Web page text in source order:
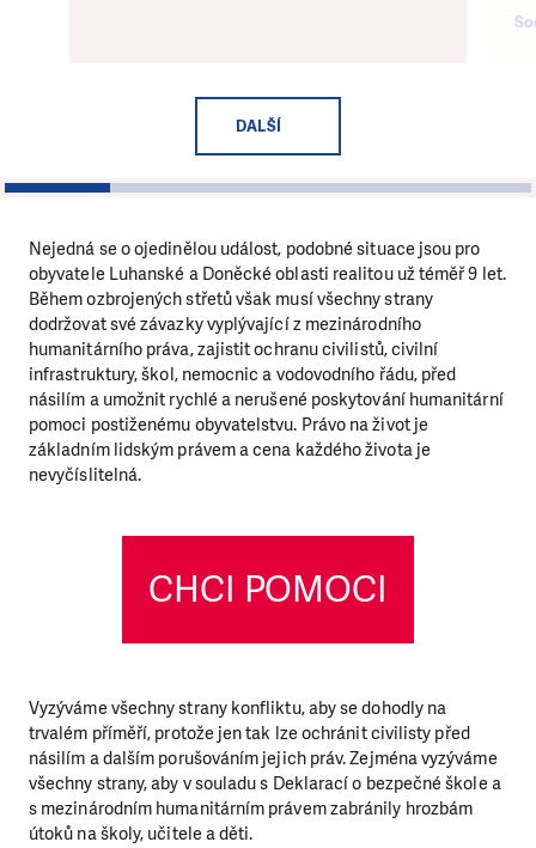
1 2 3 4 5
DALŠÍ
Nejedná se o ojedinělou událost, podobné situace jsou pro
obyvatele Luhanské a Doněcké oblasti realitou už téměř 9 let.
Během ozbrojených střetů však musí všechny strany
dodržovat své závazky vyplývající z mezinárodního
humanitárního práva, zajistit ochranu civilistů, civilní
infrastruktury, škol, nemocnic a vodovodního řádu, před
násilím a umožnit rychlé a nerušené poskytování humanitární
pomoci postiženému obyvatelstvu. Právo na život je
základním lidským právem a cena každého života je
nevyčíslitelná.
CHCI POMOCI
Vyzýváme všechny strany konfliktu, aby se dohodly na
trvalém příměří, protože jen tak lze ochránit civilisty před
násilím a dalším porušováním jejich práv. Zejména vyzýváme
všechny strany, aby v souladu s Deklarací o bezpečné škole a
s mezinárodním humanitárním právem zabránily hrozbám
útoků na školy, učitele a děti.